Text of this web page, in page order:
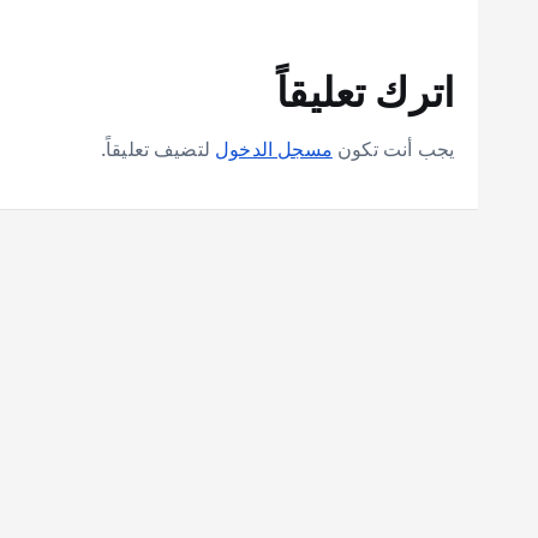
اترك تعليقاً
يجب أنت تكون مسجل الدخول لتضيف تعليقاً.